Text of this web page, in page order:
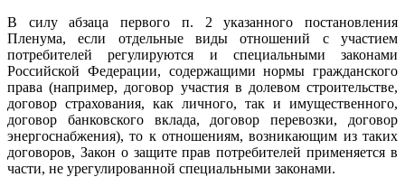
В силу абзаца первого п. 2 указанного постановления
Пленума, если отдельные виды отношений с участием
потребителей регулируются и специальными законами
Российской Федерации, содержащими нормы гражданского
права (например, договор участия в долевом строительстве,
договор страхования, как личного, так и имущественного,
договор банковского вклада, договор перевозки, договор
энергоснабжения), то к отношениям, возникающим из таких
договоров, Закон о защите прав потребителей применяется в
части, не урегулированной специальными законами.